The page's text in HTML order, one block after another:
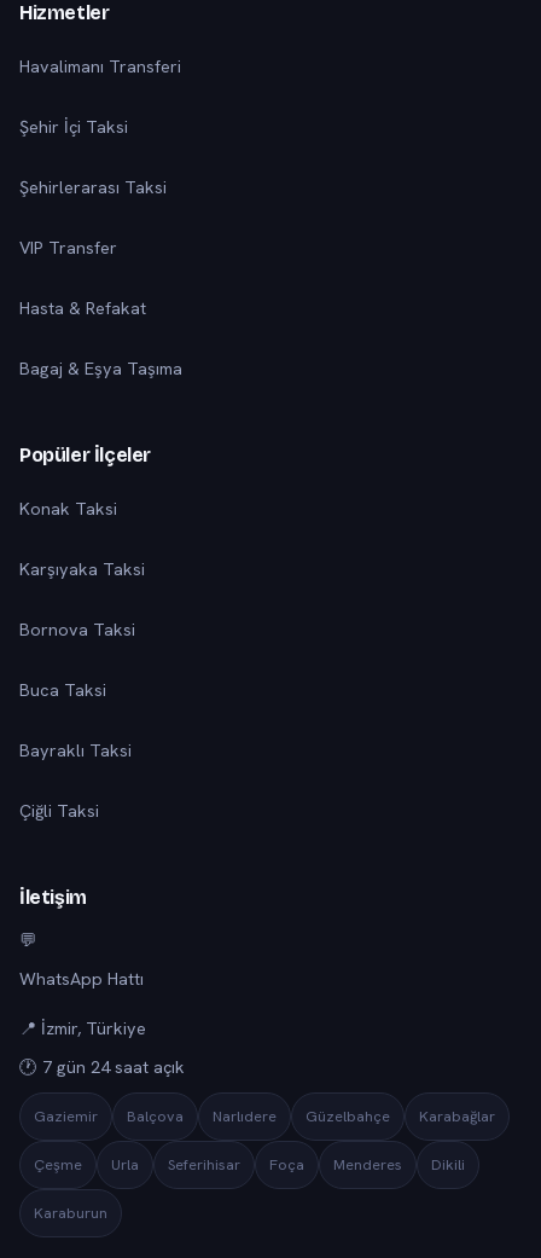
Hizmetler
Havalimanı Transferi
Şehir İçi Taksi
Şehirlerarası Taksi
VIP Transfer
Hasta & Refakat
Bagaj & Eşya Taşıma
Popüler İlçeler
Konak Taksi
Karşıyaka Taksi
Bornova Taksi
Buca Taksi
Bayraklı Taksi
Çiğli Taksi
İletişim
💬
WhatsApp Hattı
📍 İzmir, Türkiye
🕐 7 gün 24 saat açık
Gaziemir Balçova Narlıdere Güzelbahçe Karabağlar
Çeşme Urla Seferihisar Foça Menderes Dikili
Karaburun